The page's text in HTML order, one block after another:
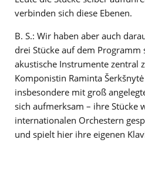
verbinden sich diese Ebenen.
B. S.: Wir haben aber auch
drei Stücke auf dem Programm
akustische Instrumente zentral
Komponistin Raminta
insbesondere mit groß
sich aufmerksam – ihre Stücke
internationalen Orchestern
und spielt hier ihre eigenen